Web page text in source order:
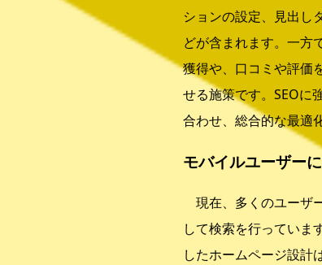
ションの設定、見出し
どが含まれます。一方
獲得や、口コミや評価
せる施策です。SEOに
合わせ、総合的な最適
モバイルユーザー
現在、多くのユーザ
して検索を行っていま
したホームページ設計